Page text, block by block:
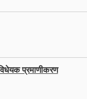
प्रमाणीकरण